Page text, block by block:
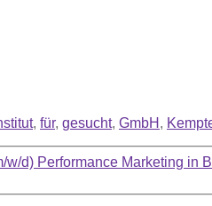
, für, gesucht, GmbH ,
d) Performance Marketing